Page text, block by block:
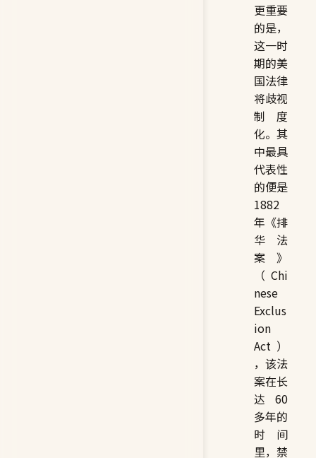
更重要
的是，
这一时
期的美
国法律
将歧视
制度
化。其
中最具
代表性
的便是
1882
年《排
华法
案》
（Chi
nese
Exclus
ion
Act）
，该法
案在长
达 60
多年的
时间
里，禁